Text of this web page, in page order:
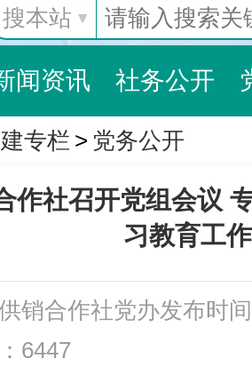
搜本站
闻资讯 社务公开
社办企业 互动交流
专栏 > 党务公开
作社召开党组会议
习教育工作
销合作社党办发布时
6447